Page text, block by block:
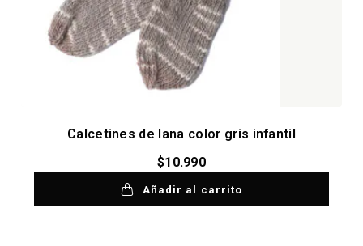
Calcetines de lana color gris infantil
$10.990
Añadir al carrito